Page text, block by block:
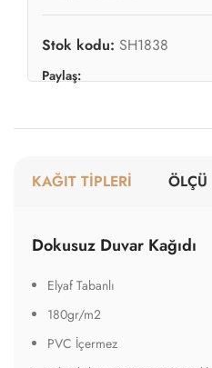
Stok kodu: SH1838
Paylaş:
KAĞIT TİPLERİ ÖLÇÜ
Dokusuz Duvar Kağıdı
Elyaf Tabanlı
180gr/m2
PVC İçermez